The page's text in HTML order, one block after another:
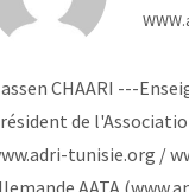
CHAARI ---
de
tunisie.org /
AATA